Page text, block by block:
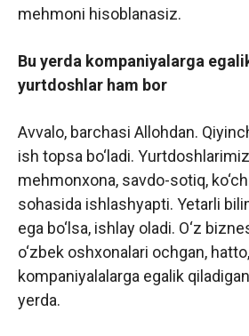
mehmoni hisoblanasiz.
Bu yerda kompaniyalarga
yurtdoshlar ham bor
Avvalo, barchasi Allohdan.
ish topsa bo‘ladi.
mehmonxona, savdo-sotiq,
sohasida ishlashyapti. Yetarli
ega bo‘lsa, ishlay oladi. O‘z
o‘zbek oshxonalari ochgan,
kompaniyalalarga egalik
yerda.